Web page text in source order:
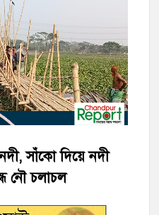
ও উপস্থিতি নিশ্চিতকরণে
প্রস্তুত: ২ হোটেলকে ৪৫ হাজার
কেয়ারটেকার আটক
অ্যান্ড কলেজে ‘জুলাই
সাঁকো দিয়ে নদী
নৌ চলাচল